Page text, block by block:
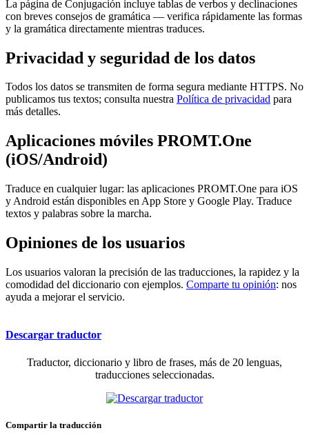
La página de Conjugación incluye tablas de verbos y declinaciones
con breves consejos de gramática — verifica rápidamente las formas
y la gramática directamente mientras traduces.
Privacidad y seguridad de los datos
Todos los datos se transmiten de forma segura mediante HTTPS. No
publicamos tus textos; consulta nuestra Política de privacidad para
más detalles.
Aplicaciones móviles PROMT.One
(iOS/Android)
Traduce en cualquier lugar: las aplicaciones PROMT.One para iOS
y Android están disponibles en App Store y Google Play. Traduce
textos y palabras sobre la marcha.
Opiniones de los usuarios
Los usuarios valoran la precisión de las traducciones, la rapidez y la
comodidad del diccionario con ejemplos. Comparte tu opinión: nos
ayuda a mejorar el servicio.
Descargar traductor
Traductor, diccionario y libro de frases, más de 20 lenguas,
traducciones seleccionadas.
Compartir la traducción